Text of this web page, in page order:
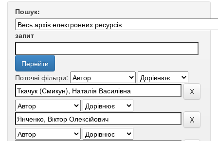
Пошук:
запит
Поточні фільтри: